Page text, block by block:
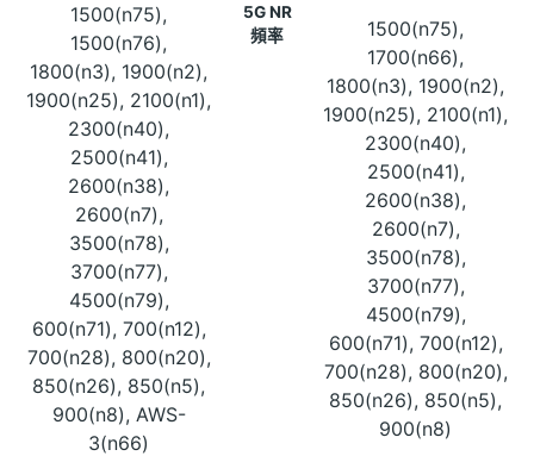
1500(n75),
1500(n76),
1800(n3), 1900(n2),
1900(n25), 2100(n1),
2300(n40),
2500(n41),
2600(n38),
2600(n7),
3500(n78),
3700(n77),
4500(n79),
600(n71), 700(n12),
700(n28), 800(n20),
850(n26), 850(n5),
900(n8), AWS-
3(n66)
5G NR
頻率
1500(n75),
1700(n66),
1800(n3), 1900(n2),
1900(n25), 2100(n1),
2300(n40),
2500(n41),
2600(n38),
2600(n7),
3500(n78),
3700(n77),
4500(n79),
600(n71), 700(n12),
700(n28), 800(n20),
850(n26), 850(n5),
900(n8)